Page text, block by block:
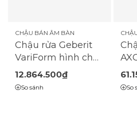
CHẬU BÁN ÂM BÀN
Chậu rửa Geberit
VariForm hình chữ
nhật, trắng
12.864.500₫
So sánh So